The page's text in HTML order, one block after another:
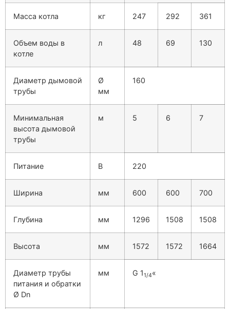
Масса котла кг 247 292 361
Объем воды в
котле
л 48 69 130
Диаметр дымовой
трубы
Ø
мм
160
Минимальная
высота дымовой
трубы
м 5 6 7
Питание В 220
Ширина мм 600 600 700
Глубина мм 1296 1508 1508
Высота мм 1572 1572 1664
Диаметр трубы
питания и обратки
Ø Dn
мм G 11/4«